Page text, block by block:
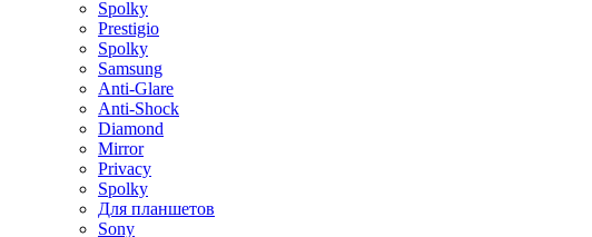
Spolky
Prestigio
Spolky
Samsung
Anti-Glare
Anti-Shock
Diamond
Mirror
Privacy
Spolky
Для планшетов
Sony